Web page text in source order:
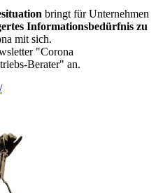
bringt für Unternehmen
Informationsbedürfnis zu
mit sich.
"Corona
Berater" an.